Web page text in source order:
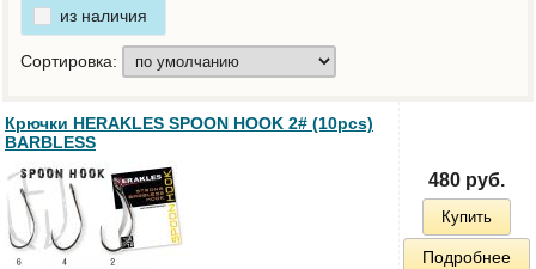
из наличия
Сортировка:
Крючки HERAKLES SPOON HOOK 2# (10pcs)
BARBLESS
480 руб.
Купить
Подробнее